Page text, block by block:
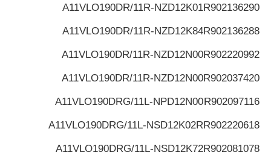
R902136290
A11VLO190DR/11R-NZD12K01
R902136288
A11VLO190DR/11R-NZD12K84
R902220992
A11VLO190DR/11R-NZD12N00
R902037420
A11VLO190DR/11R-NZD12N00
R902097116
A11VLO190DRG/11L-NPD12N00
R902220618
A11VLO190DRG/11L-NSD12K02R
R902081078
A11VLO190DRG/11L-NSD12K72